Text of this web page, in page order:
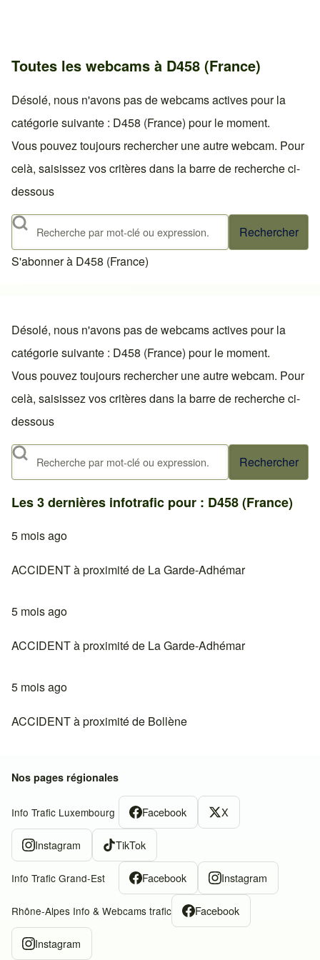
Toutes les webcams à D458 (France)
Désolé, nous n'avons pas de webcams actives pour la
catégorie suivante : D458 (France) pour le moment.
Vous pouvez toujours rechercher une autre webcam. Pour
celà, saisissez vos critères dans la barre de recherche ci-
dessous
Rechercher
S'abonner à D458 (France)
Désolé, nous n'avons pas de webcams actives pour la
catégorie suivante : D458 (France) pour le moment.
Vous pouvez toujours rechercher une autre webcam. Pour
celà, saisissez vos critères dans la barre de recherche ci-
dessous
Rechercher
Les 3 dernières infotrafic pour : D458 (France)
5 mois ago
ACCIDENT à proximité de La Garde-Adhémar
5 mois ago
ACCIDENT à proximité de La Garde-Adhémar
5 mois ago
ACCIDENT à proximité de Bollène
Nos pages régionales
Info Trafic Luxembourg Facebook X
Instagram TikTok
Info Trafic Grand-Est Facebook Instagram
Rhône-Alpes Info & Webcams trafic Facebook
Instagram